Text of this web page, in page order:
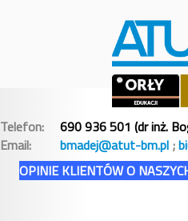
Telefon:
690 936 501 (dr inż.
Email: bmadej@atut-bm.pl ;
OPINIE KLIENTÓW O